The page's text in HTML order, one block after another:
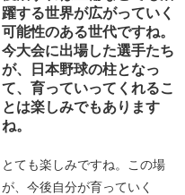
躍する世界が広がっていく
可能性のある世代ですね。
今大会に出場した選手たち
が、日本野球の柱となっ
て、育っていってくれるこ
とは楽しみでもあります
ね。
とても楽しみですね。この場
が、今後自分が育っていく